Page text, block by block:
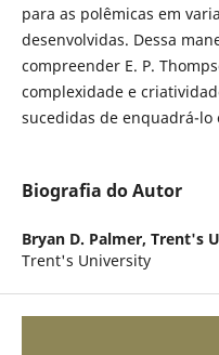
para as polêmicas em
desenvolvidas. Dessa
compreender E. P.
complexidade e
sucedidas de enquadrá-lo
Biografia do Autor
Bryan D. Palmer, Trent's
Trent's University